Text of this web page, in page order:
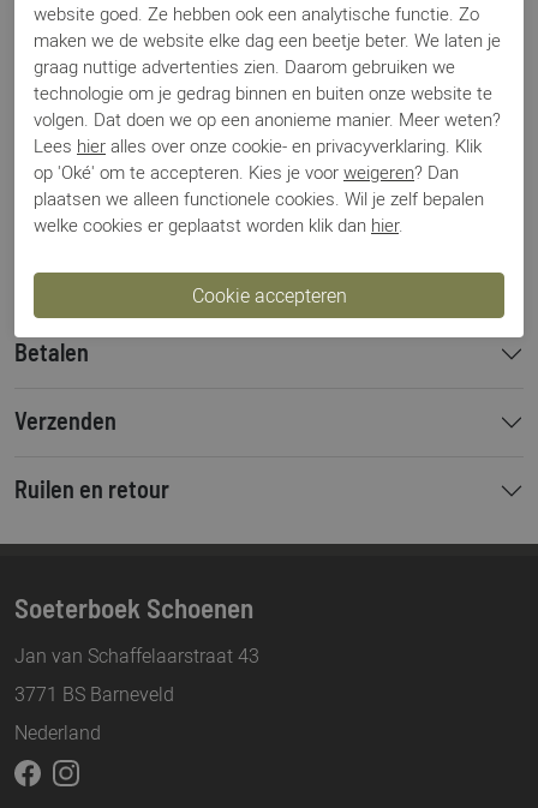
Specificaties
Merk
MJUS
Artikelnummer
N09105
Los voetbed
Nee
Categorie
Muilen
Kleur
Beige
Materiaal
Leer
Bestelcode
000003695
Betalen
Verzenden
Ruilen en retour
Soeterboek Schoenen
Jan van Schaffelaarstraat 43
3771 BS Barneveld
Nederland
website goed. Ze hebben ook een analytische functie. Zo
maken we de website elke dag een beetje beter. We laten je
graag nuttige advertenties zien. Daarom gebruiken we
technologie om je gedrag binnen en buiten onze website te
volgen. Dat doen we op een anonieme manier. Meer weten?
Lees hier alles over onze cookie- en privacyverklaring. Klik
op 'Oké' om te accepteren. Kies je voor weigeren? Dan
plaatsen we alleen functionele cookies. Wil je zelf bepalen
welke cookies er geplaatst worden klik dan hier.